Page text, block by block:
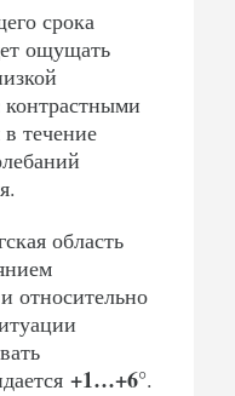
срока
ощущать
контрастными
течение
область
относительно
+1…+6°.